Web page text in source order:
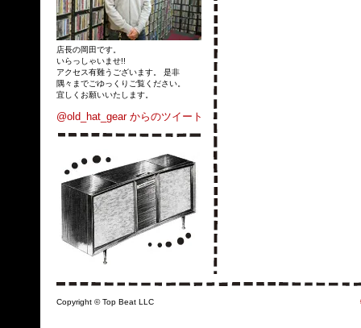
店長の岡田です。
いらっしゃいませ!!
アクセス有難うございます。 是非
隅々までごゆっくりご覧ください。
宜しくお願いいたします。
@old_hat_gear からのツイート
Copyright © Top Beat LLC